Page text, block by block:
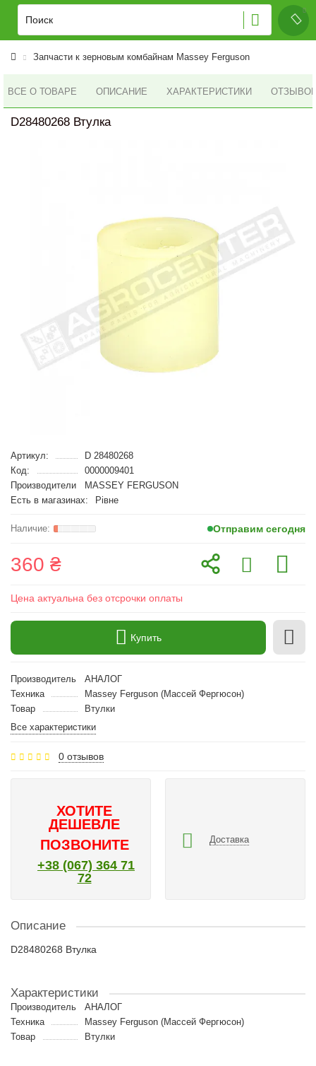
Запчасти к зерновым комбайнам Massey Ferguson
ВСЕ О ТОВАРЕ ОПИСАНИЕ ХАРАКТЕРИСТИКИ ОТЗЫВОВ
D28480268 Втулка
Артикул:
D 28480268
Код:
0000009401
Производители
MASSEY FERGUSON
Есть в магазинах:
Рівне
Отправим сегодня
360 ₴
Цена актуальна без отсрочки оплаты
Купить
Производитель
АНАЛОГ
Техника
Massey Ferguson (Массей Фергюсон)
Товар
Втулки
Все характеристики
0 отзывов
ХОТИТЕ
ДЕШЕВЛЕ
ПОЗВОНИТЕ
+38 (067) 364 71
72
Доставка
Описание
D28480268 Втулка
Характеристики
Производитель
АНАЛОГ
Техника
Massey Ferguson (Массей Фергюсон)
Товар
Втулки